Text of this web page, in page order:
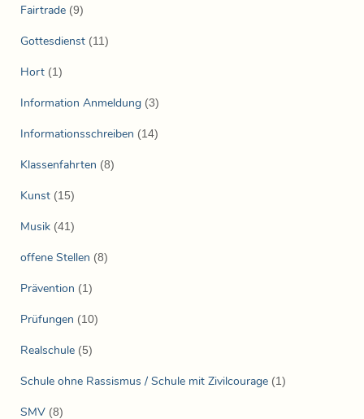
Fairtrade (9)
Gottesdienst (11)
Hort (1)
Information Anmeldung (3)
Informationsschreiben (14)
Klassenfahrten (8)
Kunst (15)
Musik (41)
offene Stellen (8)
Prävention (1)
Prüfungen (10)
Realschule (5)
Schule ohne Rassismus / Schule mit Zivilcourage (1)
SMV (8)